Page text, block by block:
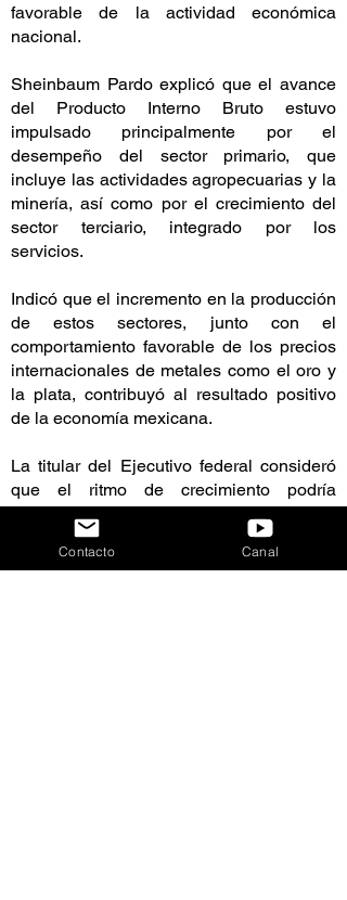
favorable de la actividad económica
nacional.
Sheinbaum Pardo explicó que el avance
del Producto Interno Bruto estuvo
impulsado principalmente por el
desempeño del sector primario, que
incluye las actividades agropecuarias y la
minería, así como por el crecimiento del
sector terciario, integrado por los
servicios.
Indicó que el incremento en la producción
de estos sectores, junto con el
comportamiento favorable de los precios
internacionales de metales como el oro y
la plata, contribuyó al resultado positivo
de la economía mexicana.
La titular del Ejecutivo federal consideró
que el ritmo de crecimiento podría
fortalecerse durante la segunda mitad de
2026, impulsado por el avance de
proyectos de infraestructura y la ejecución
Contacto Canal